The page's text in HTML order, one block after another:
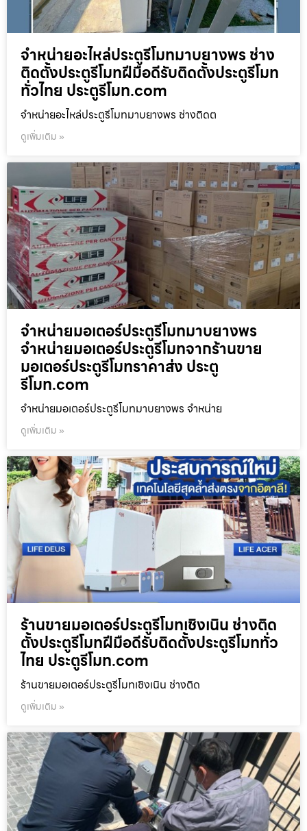
จำหน่ายอะไหล่ประตูรีโมทมาบยางพร ช่าง
ติดตั้งประตูรีโมทฝีมือดีรับติดตั้งประตูรีโมท
ทั่วไทย ประตูรีโมท.com
จำหน่ายอะไหล่ประตูรีโมทมาบยางพร ช่างติดต
ดูเพิ่มเติม »
จำหน่ายมอเตอร์ประตูรีโมทมาบยางพร
จำหน่ายมอเตอร์ประตูรีโมทจากร้านขาย
มอเตอร์ประตูรีโมทราคาส่ง ประตู
รีโมท.com
จำหน่ายมอเตอร์ประตูรีโมทมาบยางพร จำหน่าย
ดูเพิ่มเติม »
ร้านขายมอเตอร์ประตูรีโมทเชิงเนิน ช่างติด
ตั้งประตูรีโมทฝีมือดีรับติดตั้งประตูรีโมททั่ว
ไทย ประตูรีโมท.com
ร้านขายมอเตอร์ประตูรีโมทเชิงเนิน ช่างติด
ดูเพิ่มเติม »